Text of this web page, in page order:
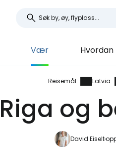
Vær
Reisemål Latvia
og
David Eiselt